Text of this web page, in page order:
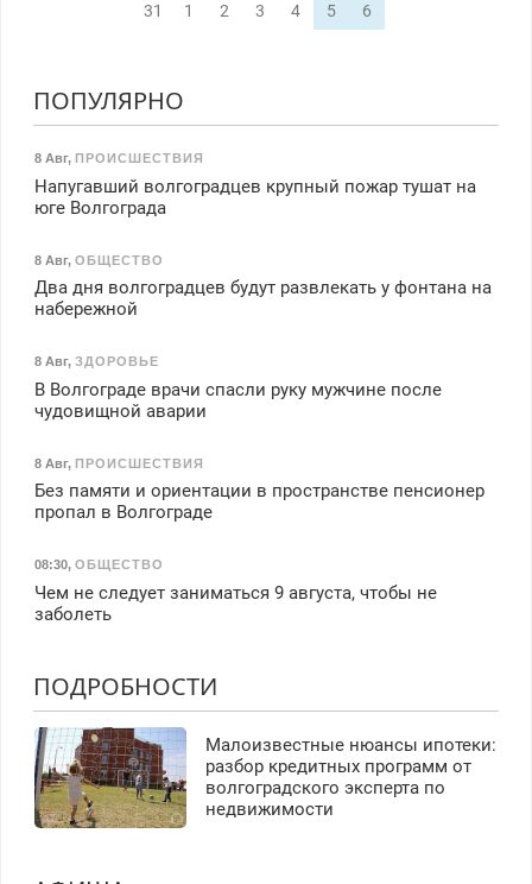
31
1 2 3 4 5 6
ПОПУЛЯРНО
8 Авг, ПРОИСШЕСТВИЯ
Напугавший волгоградцев крупный пожар тушат на
юге Волгограда
8 Авг, ОБЩЕСТВО
Два дня волгоградцев будут развлекать у фонтана на
набережной
8 Авг, ЗДОРОВЬЕ
В Волгограде врачи спасли руку мужчине после
чудовищной аварии
8 Авг, ПРОИСШЕСТВИЯ
Без памяти и ориентации в пространстве пенсионер
пропал в Волгограде
08:30, ОБЩЕСТВО
Чем не следует заниматься 9 августа, чтобы не
заболеть
ПОДРОБНОСТИ
Малоизвестные нюансы ипотеки:
разбор кредитных программ от
волгоградского эксперта по
недвижимости